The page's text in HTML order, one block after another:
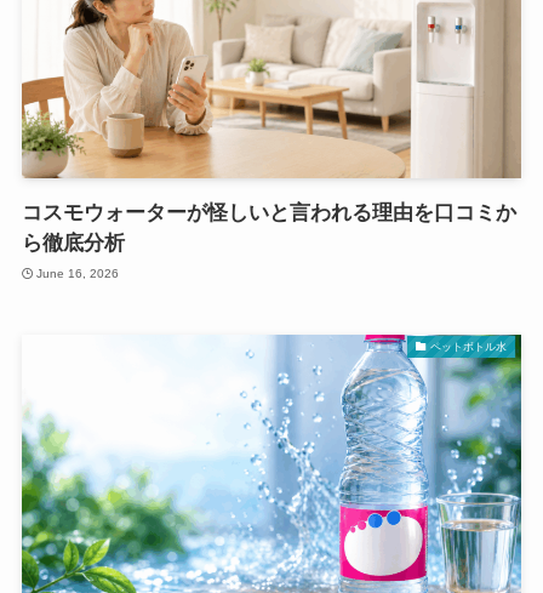
コスモウォーターが怪しいと言われる理由を口コミか
ら徹底分析
June 16, 2026
ペットボトル水